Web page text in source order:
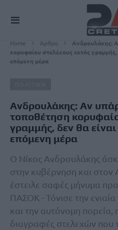
Home Άρθρα
Ανδρουλάκης:
κορυφαίου στελέχους εκτός
επόμενη μέρα
Ανδρουλάκης: Αν
τοποθέτηση
γραμμής, δεν θα
επόμενη μέρα
Ο Νίκος Ανδρουλάκης
στην κυβέρνηση και στον
έστειλε σαφές μήνυμα
ΠΑΣΟΚ - Τόνισε την
και την αυτόνομη πορεία,
διαγραφές στελεχών που